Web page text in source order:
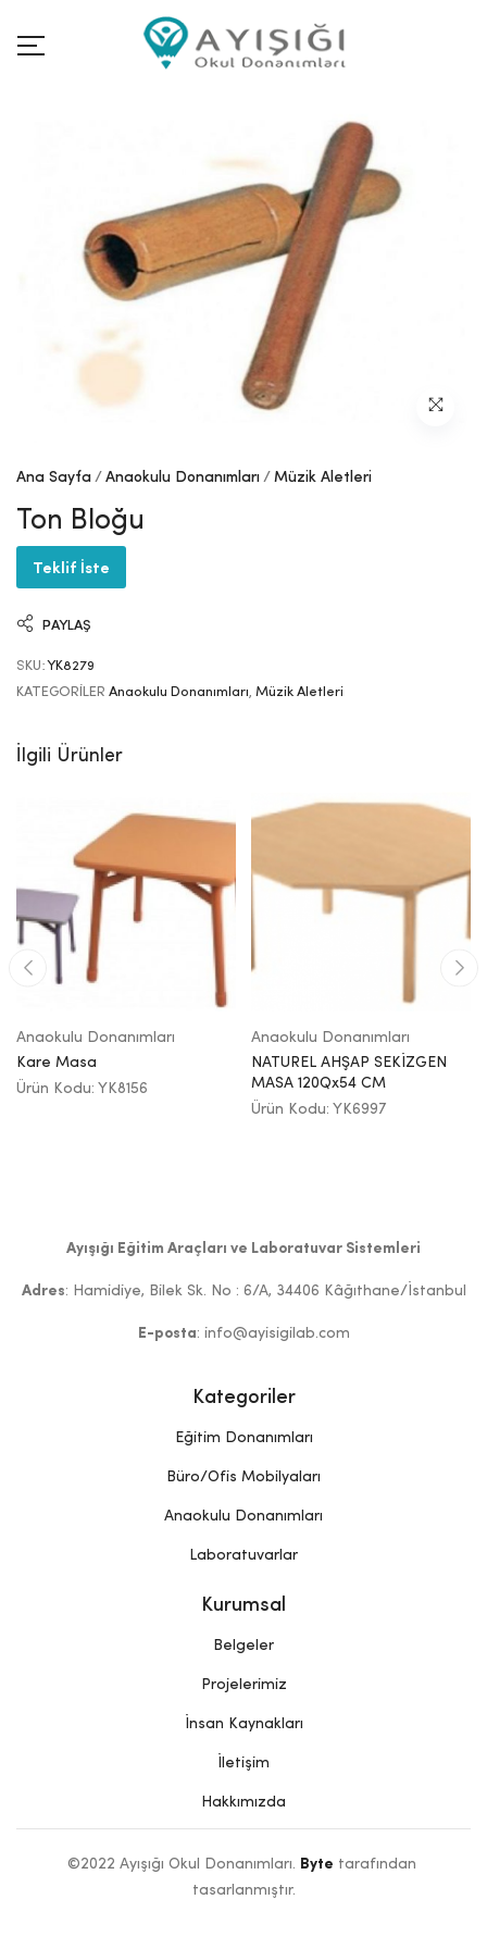
Ana Sayfa Anaokulu Donanımları Müzik Aletleri
Ton Bloğu
Teklif İste
PAYLAŞ
SKU: YK8279
KATEGORILER Anaokulu Donanımları, Müzik Aletleri
İlgili Ürünler
Anaokulu Donanımları
Kare Masa
Ürün Kodu: YK8156
Anaokulu Donanımları
NATUREL AHŞAP SEKİZGEN
MASA 120Qx54 CM
Ürün Kodu: YK6997
Ayışığı Eğitim Araçları ve Laboratuvar Sistemleri
Adres: Hamidiye, Bilek Sk. No : 6/A, 34406 Kâğıthane/İstanbul
E-posta: info@ayisigilab.com
Kategoriler
Eğitim Donanımları
Büro/Ofis Mobilyaları
Anaokulu Donanımları
Laboratuvarlar
Kurumsal
Belgeler
Projelerimiz
İnsan Kaynakları
İletişim
Hakkımızda
©2022 Ayışığı Okul Donanımları. Byte tarafından
tasarlanmıştır.